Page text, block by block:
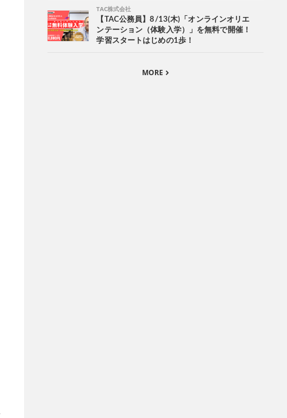
TAC株式会社
【TAC公務員】8/13(木)「オンラインオリエ
ンテーション（体験入学）」を無料で開催！
学習スタートはじめの1歩！
MORE